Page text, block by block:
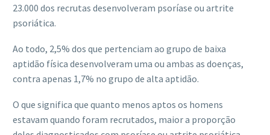
23.000 dos recrutas desenvolveram psoríase ou artrite
psoriática.
Ao todo, 2,5% dos que pertenciam ao grupo de baixa
aptidão física desenvolveram uma ou ambas as doenças,
contra apenas 1,7% no grupo de alta aptidão.
O que significa que quanto menos aptos os homens
estavam quando foram recrutados, maior a proporção